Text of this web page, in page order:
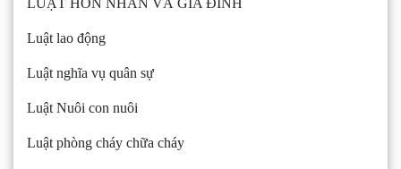
LUẬT HÔN NHÂN VÀ GIA ĐÌNH
Luật lao động
Luật nghĩa vụ quân sự
Luật Nuôi con nuôi
Luật phòng cháy chữa cháy